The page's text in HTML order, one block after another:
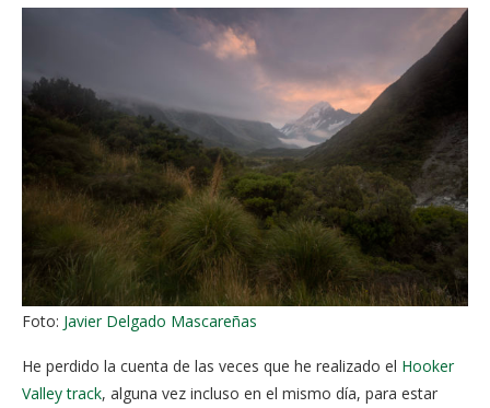
Foto: Javier Delgado Mascareñas
He perdido la cuenta de las veces que he realizado el Hooker
Valley track, alguna vez incluso en el mismo día, para estar